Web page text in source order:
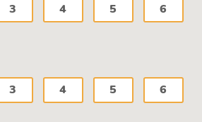
3 4 5 6
3 4 5 6